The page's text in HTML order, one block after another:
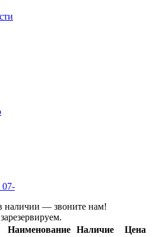
07-
наличии — звоните нам!
Наименование Наличие Цена